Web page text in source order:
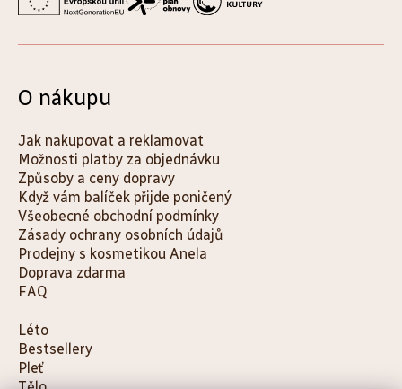
O nákupu
Jak nakupovat a reklamovat
Možnosti platby za objednávku
Způsoby a ceny dopravy
Když vám balíček přijde poničený
Všeobecné obchodní podmínky
Zásady ochrany osobních údajů
Prodejny s kosmetikou Anela
Doprava zdarma
FAQ
K
a
t
Léto
Bestsellery
Pleť